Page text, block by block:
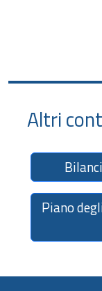
Altri
Piano